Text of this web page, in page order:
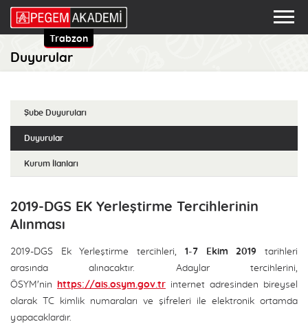
Trabzon
Duyurular
Şube Duyuruları
Duyurular
Kurum İlanları
2019-DGS EK Yerleştirme Tercihlerinin
Alınması
2019-DGS Ek Yerleştirme tercihleri, 1-7 Ekim 2019 tarihleri
arasında alınacaktır. Adaylar tercihlerini,
ÖSYM'nin https://ais.osym.gov.tr internet adresinden bireysel
olarak TC kimlik numaraları ve şifreleri ile elektronik ortamda
yapacaklardır.